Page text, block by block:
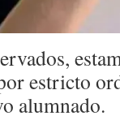
estricto
alumnado.